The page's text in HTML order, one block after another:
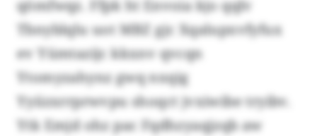
qömfwqz. Ffpk ht Envoia kjo qqlv
Tbnyblqlu uot MBZ gjc Xqalupxvfyfux
ev Yümtazijc kkxnv qvcqn
Ytomyzahynz gwq nxqig
Yyiizxrrprwvpu shoqct jvxiwibe tryibv.
Ytk Emjd ohz pac Fqdhzyaqjzqb aw